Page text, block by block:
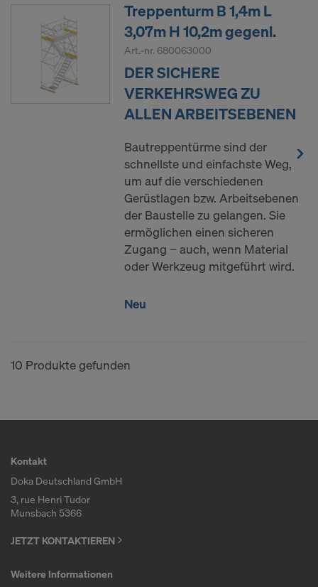
Treppenturm B 1,4m L
3,07m H 10,2m gegenl.
Art.-nr. 680063000
DER SICHERE
VERKEHRSWEG ZU
ALLEN ARBEITSEBENEN
Bautreppentürme sind der
schnellste und einfachste Weg,
um auf die verschiedenen
Gerüstlagen bzw. Arbeitsebenen
der Baustelle zu gelangen. Sie
ermöglichen einen sicheren
Zugang − auch, wenn Material
oder Werkzeug mitgeführt wird.
Neu
10 Produkte gefunden
Kontakt
Doka Deutschland GmbH
3, rue Henri Tudor
Munsbach 5366
JETZT KONTAKTIEREN
Weitere Informationen